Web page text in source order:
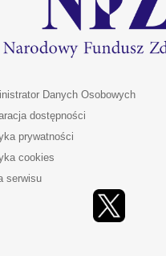
Danych Osobowych
dostępności
prywatności
cookies
serwisu